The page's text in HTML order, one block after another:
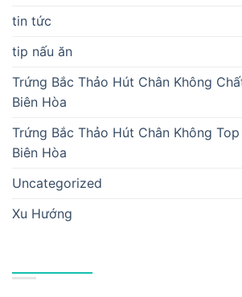
tin tức
tip nấu ăn
Trứng Bắc Thảo Hút Chân Không
Biên Hòa
Trứng Bắc Thảo Hút Chân Không
Biên Hòa
Uncategorized
Xu Hướng